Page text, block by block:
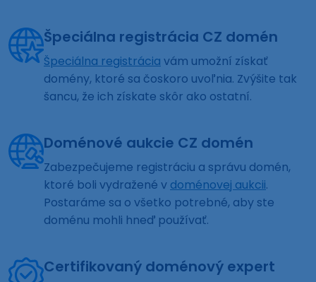
Špeciálna registrácia CZ domén
Špeciálna registrácia vám umožní získať
domény, ktoré sa čoskoro uvoľnia. Zvýšite tak
šancu, že ich získate skôr ako ostatní.
Doménové aukcie CZ domén
Zabezpečujeme registráciu a správu domén,
ktoré boli vydražené v doménovej aukcii.
Postaráme sa o všetko potrebné, aby ste
doménu mohli hneď používať.
Certifikovaný doménový expert